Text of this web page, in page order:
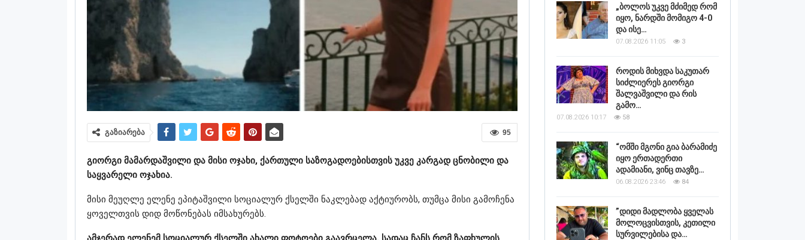
95
გაზიარება
გიორგი მამარდაშვილი და მისი ოჯახი, ქართული საზოგადოებისთვის უკვე კარგად ცნობილი და
საყვარელი ოჯახია.
მისი მეუღლე ელენე ეპიტაშვილი სოციალურ ქსელში ნაკლებად აქტიურობს, თუმცა მისი გამოჩენა
ყოველთვის დიდ მოწონებას იმსახურებს.
„ბოლოს უკვე მძიმედ რომ
იყო, ნარდში მომიგო 4-0
და ისე…
07.08.2026 11:05 3
როდის მიხვდა საკუთარ
სიძლიერეს გიორგი
შალვაშვილი და რის
გამო…
07.08.2026 10:17 58
“ომში მგონი გია ბარამიძე
იყო ერთადერთი
ადამიანი, ვინც თავზე…
06.08.2026 23:46 84
”დიდი მადლობა ყველას
მოლოცვისთვის, კეთილი
სურვილებისა და…